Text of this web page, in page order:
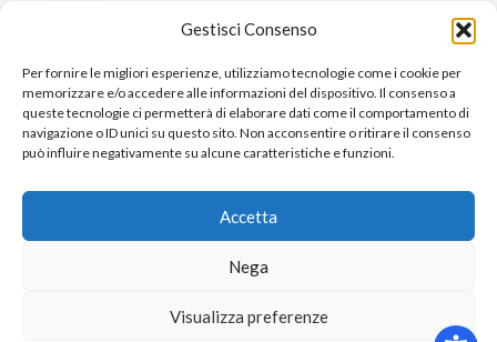
Gestisci Consenso
Per fornire le migliori esperienze, utilizziamo tecnologie come i cookie per
memorizzare e/o accedere alle informazioni del dispositivo. Il consenso a
queste tecnologie ci permetterà di elaborare dati come il comportamento di
navigazione o ID unici su questo sito. Non acconsentire o ritirare il consenso
può influire negativamente su alcune caratteristiche e funzioni.
Accetta
Nega
Visualizza preferenze
0
FORCELLE E AMMORTIZZATORI
Copyright © 2022AccessoriCustom